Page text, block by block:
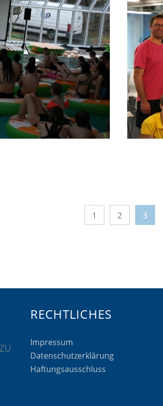
1 2 3
RECHTLICHES
Impressum
Datenschutzerklärung
Haftungsausschluss